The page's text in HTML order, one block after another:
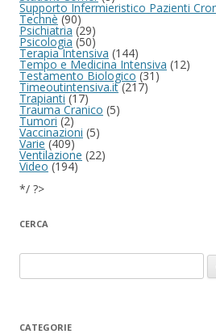
Supporto Infermieristico Pazienti
Technè(90)
Psichiatria (29)
Psicologia (50)
Terapia Intensiva (144)
Tempo e Medicina Intensiva (12)
Testamento Biologico(31)
Timeoutintensiva.it(217)
Trapianti(17)
Trauma Cranico (5)
Tumori(2)
Vaccinazioni (5)
Varie(409)
Ventilazione (22)
Video(194)
*/ ?>
CERCA
CATEGORIE